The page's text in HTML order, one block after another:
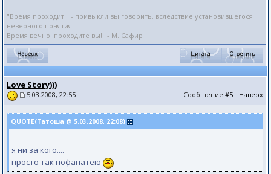
--------------------
"Время проходит!" - привыкли вы говорить, вследствие установившегося
неверного понятия.
Время вечно: проходите вы! "- М. Сафир
Love Story)))
5.03.2008, 22:55 Сообщение#5 | Наверх
QUOTE(Татоша @ 5.03.2008, 22:08)
я ни за кого....
просто так пофанатею